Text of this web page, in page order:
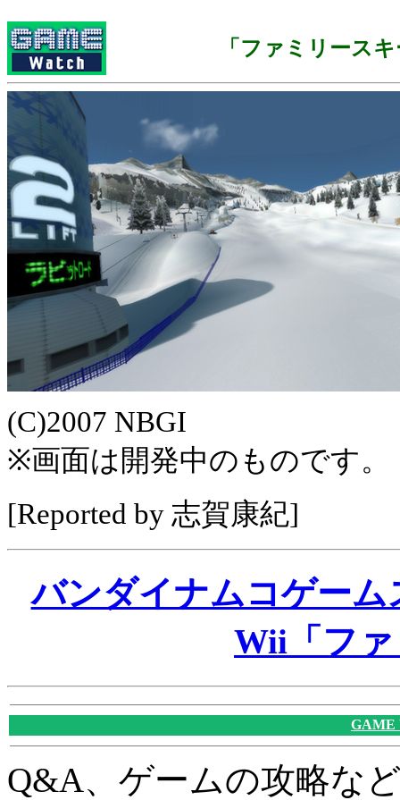
「ファミリース
(C)2007 NBGI
※画面は開発中のものです。
[Reported by 志賀康紀]
バンダイナムコゲー
Wii「フ
GAME
Q&A、ゲームの攻略な